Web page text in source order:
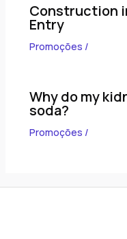
Construction
Entry
Promoções /
Why do my
soda?
Promoções /